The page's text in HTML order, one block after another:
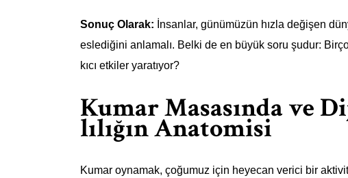
Sonuç Olarak: İnsanlar, günümüzün hızla değişen
eslediğini anlamalı. Belki de en büyük soru şudur:
kıcı etkiler yaratıyor?
Kumar Masasında ve
lılığın Anatomisi
Kumar oynamak, çoğumuz için heyecan verici bir